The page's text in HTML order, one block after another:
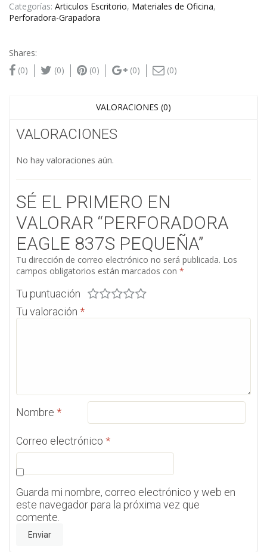
Categorías: Articulos Escritorio, Materiales de Oficina,
Perforadora-Grapadora
Shares:
(0)
(0) (0) (0) (0)
VALORACIONES (0)
VALORACIONES
No hay valoraciones aún.
SÉ EL PRIMERO EN
VALORAR “PERFORADORA
EAGLE 837S PEQUEÑA”
Tu dirección de correo electrónico no será publicada. Los
campos obligatorios están marcados con *
Tu puntuación
Tu valoración *
Nombre *
Correo electrónico *
Guarda mi nombre, correo electrónico y web en
este navegador para la próxima vez que
comente.